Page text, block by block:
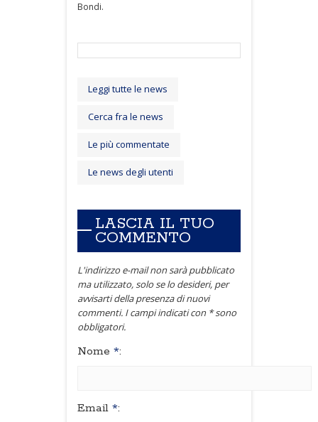
Bondi.
Leggi tutte le news
Cerca fra le news
Le più commentate
Le news degli utenti
LASCIA IL TUO
COMMENTO
L'indirizzo e-mail non sarà pubblicato
ma utilizzato, solo se lo desideri, per
avvisarti della presenza di nuovi
commenti. I campi indicati con * sono
obbligatori.
Nome *:
Email *: